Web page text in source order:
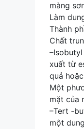
màng
Làm
Thành
Chất
xuất từ
quả
Một
mặt của
–Tert -
một